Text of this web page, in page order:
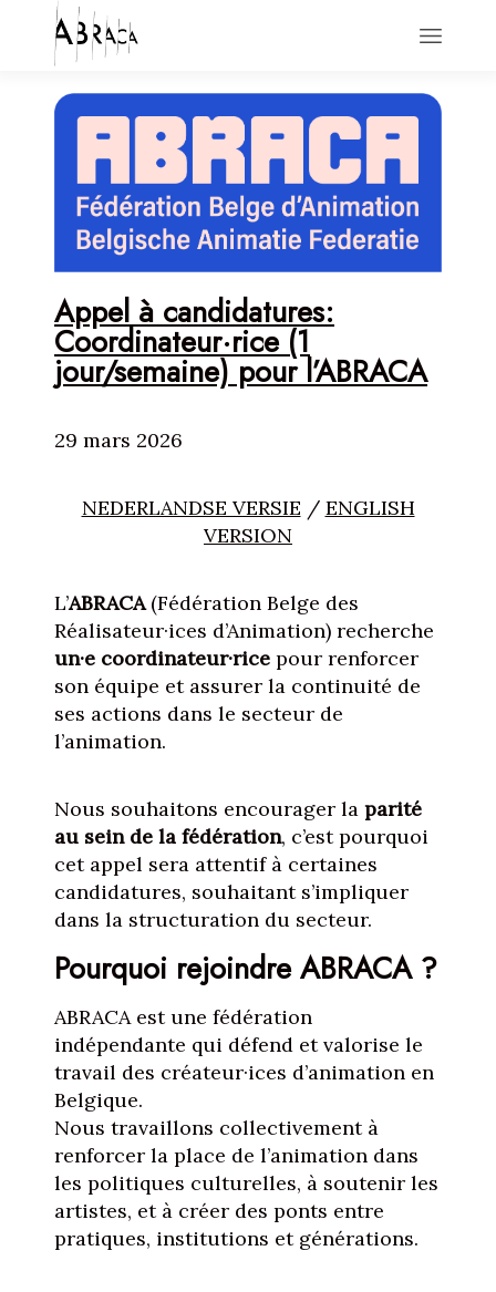
HOME
ACTIONS
NEWS
ABOUT
CONTACT
Appel à candidatures:
Coordinateur·rice (1
jour/semaine) pour l’ABRACA
29 mars 2026
NEDERLANDSE VERSIE / ENGLISH
VERSION
L’ABRACA(Fédération Belge des
Réalisateur·ices d’Animation) recherche
un·e coordinateur·rice pour renforcer
son équipe et assurer la continuité de
ses actions dans le secteur de
l’animation.
Nous souhaitons encourager la parité
au sein de la fédération, c’est pourquoi
cet appel sera attentif à certaines
candidatures, souhaitant s’impliquer
dans la structuration du secteur.
Pourquoi rejoindre ABRACA ?
ABRACA est une fédération
indépendante qui défend et valorise le
travail des créateur·ices d’animation en
Belgique.
Nous travaillons collectivement à
renforcer la place de l’animation dans
les politiques culturelles, à soutenir les
artistes, et à créer des ponts entre
pratiques, institutions et générations.